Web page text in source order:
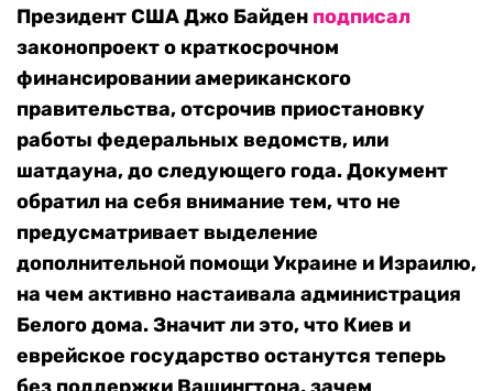
Президент США Джо Байден подписал
законопроект о краткосрочном
финансировании американского
правительства, отсрочив приостановку
работы федеральных ведомств, или
шатдауна, до следующего года. Документ
обратил на себя внимание тем, что не
предусматривает выделение
дополнительной помощи Украине и Израилю,
на чем активно настаивала администрация
Белого дома. Значит ли это, что Киев и
еврейское государство останутся теперь